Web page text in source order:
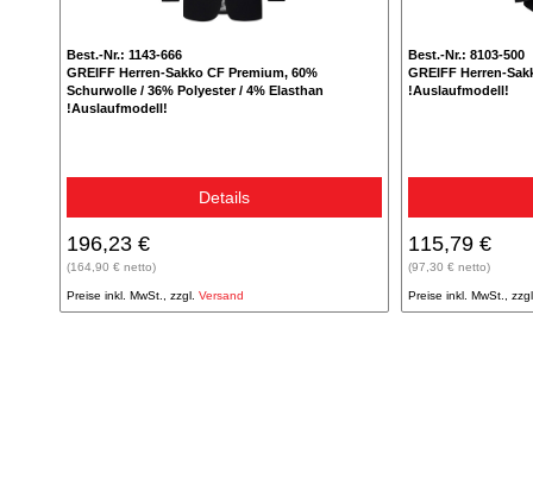
Best.-Nr.: 1143-666
GREIFF Herren-Sakko CF Premium, 60%
Schurwolle / 36% Polyester / 4% Elasthan
!Auslaufmodell!
Details
196,23 €
(164,90 € netto)
Preise inkl. MwSt., zzgl. Versand
Best.-Nr.: 8103-500
GREIFF Herren-
!Auslaufmodell!
115,79 €
(97,30 € netto)
Preise inkl. MwSt.,